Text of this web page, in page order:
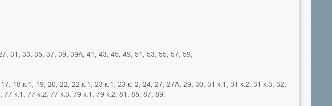
31, 33, 35, 37, 39, 39А, 41, 43, 45, 49, 51, 53, 55, 57, 59;
18 к.1, 19, 20, 22, 22 к.1, 23 к.1, 23 к. 2, 24, 27, 27А, 29, 30, 31 к.1, 31 к.2. 31 к.3, 32,
к.1, 77 к.2, 77 к.3, 79 к.1, 79 к.2, 81, 85, 87, 89;